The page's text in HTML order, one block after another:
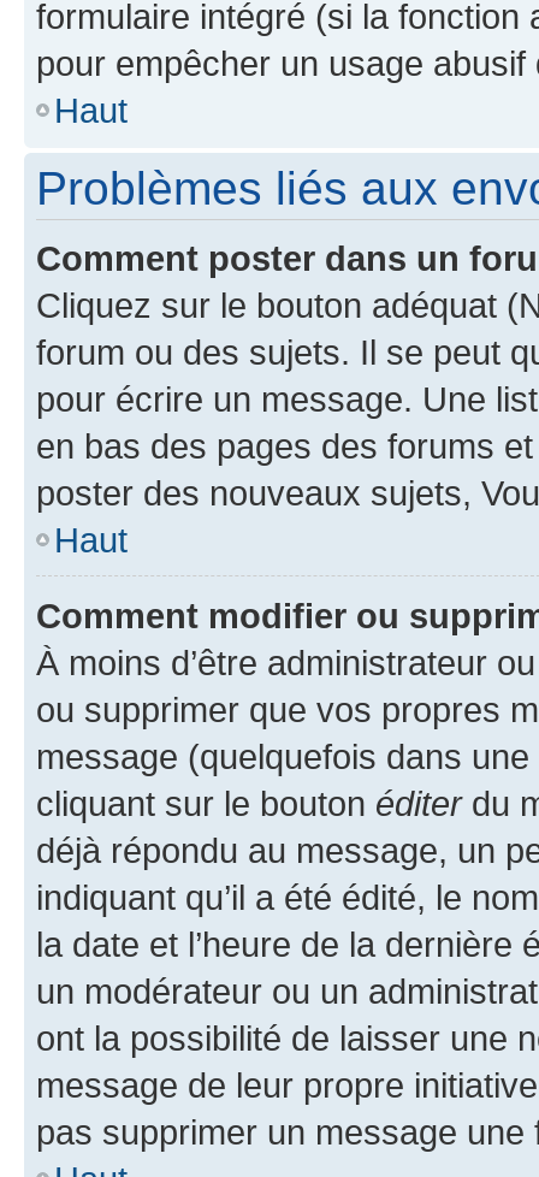
formulaire intégré (si la fonction
pour empêcher un usage
Haut
Problèmes liés aux
Comment poster dans un
Cliquez sur le bouton adéquat
forum ou des sujets. Il se peut
pour écrire un message. Une
en bas des pages des forums
poster des nouveaux sujets,
Haut
Comment modifier ou
À moins d’être administrateur
ou supprimer que vos propres
message (quelquefois dans
cliquant sur le bouton éditerdu
déjà répondu au message, un
indiquant qu’il a été édité, le
la date et l’heure de la dernière
un modérateur ou un
ont la possibilité de laisser une
message de leur propre
pas supprimer un message une